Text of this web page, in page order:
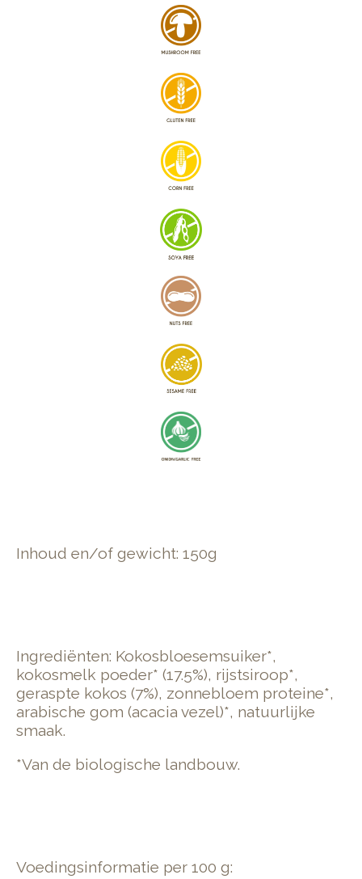
Inhoud en/of gewicht: 150g
Ingrediënten: Kokosbloesemsuiker*,
kokosmelk poeder* (17.5%), rijstsiroop*,
geraspte kokos (7%), zonnebloem proteine*,
arabische gom (acacia vezel)*, natuurlijke
smaak.
*Van de biologische landbouw.
Voedingsinformatie per 100 g: